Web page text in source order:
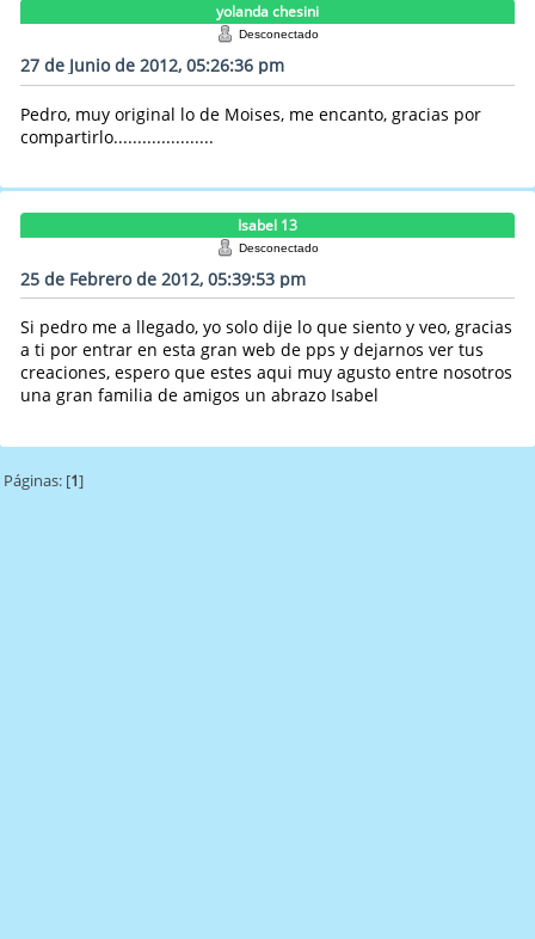
yolanda chesini
Desconectado
27 de Junio de 2012, 05:26:36 pm
Pedro, muy original lo de Moises, me encanto, gracias por
compartirlo.....................
Isabel 13
Desconectado
25 de Febrero de 2012, 05:39:53 pm
Si pedro me a llegado, yo solo dije lo que siento y veo, gracias
a ti por entrar en esta gran web de pps y dejarnos ver tus
creaciones, espero que estes aqui muy agusto entre nosotros
una gran familia de amigos un abrazo Isabel
Páginas: [1]